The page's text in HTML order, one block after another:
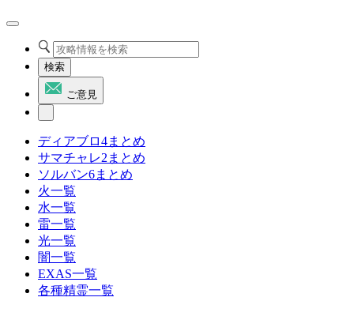
検索
ご意見
ディアブロ4まとめ
サマチャレ2まとめ
ソルバン6まとめ
火一覧
水一覧
雷一覧
光一覧
闇一覧
EXAS一覧
各種精霊一覧